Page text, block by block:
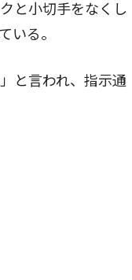
と小切手をなくし
いる。
と言われ、指示通